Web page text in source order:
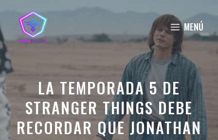
contenido
MENÚ
LA TEMPORADA 5 DE
STRANGER THINGS DEBE
RECORDAR QUE JONATHAN